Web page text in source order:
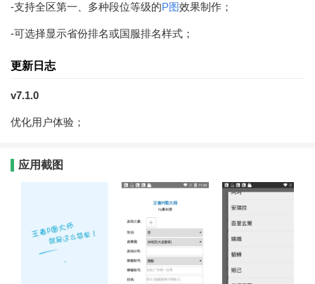
-支持全区第一、多种段位等级的P图效果制作；
-可选择显示省份排名或国服排名样式；
更新日志
v7.1.0
优化用户体验；
应用截图